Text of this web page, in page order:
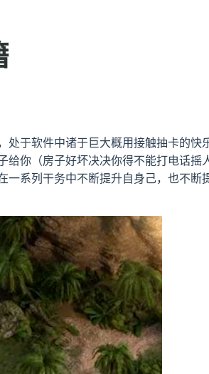
于软件中诸于巨大概用接触抽卡的快
你（房子好坏决决你得不能打电话摇
系列干务中不断提升自身己，也不断